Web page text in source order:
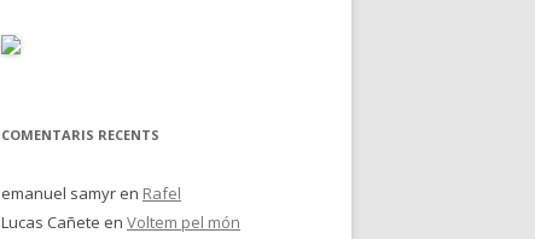
COMENTARIS RECENTS
emanuel samyr en Rafel
Lucas Cañete en Voltem pel món